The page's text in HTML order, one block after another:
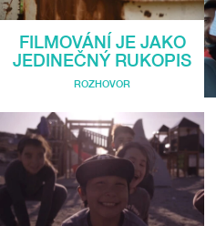
FILMOVÁNÍ JE JAKO
JEDINEČNÝ RUKOPIS
ROZHOVOR